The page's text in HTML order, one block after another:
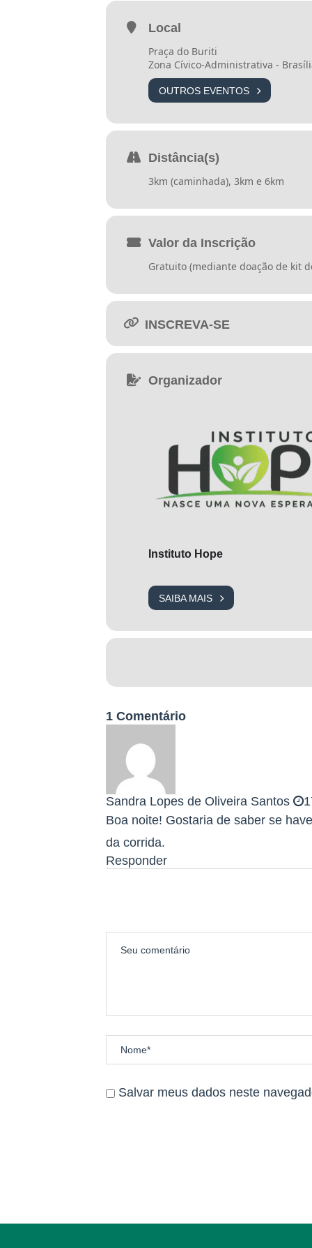
Local
Praça do Buriti
Zona Cívico-Administrativa -
OUTROS EVENTOS
Distância(s)
3km (caminhada), 3km e 6km
Valor da Inscrição
Gratuito (mediante doação de kit
INSCREVA-SE
Organizador
Instituto Hope
SAIBA MAIS
1 Comentário
Sandra Lopes de Oliveira Santos
Boa noite! Gostaria de saber se
da corrida.
Responder
Salvar meus dados neste